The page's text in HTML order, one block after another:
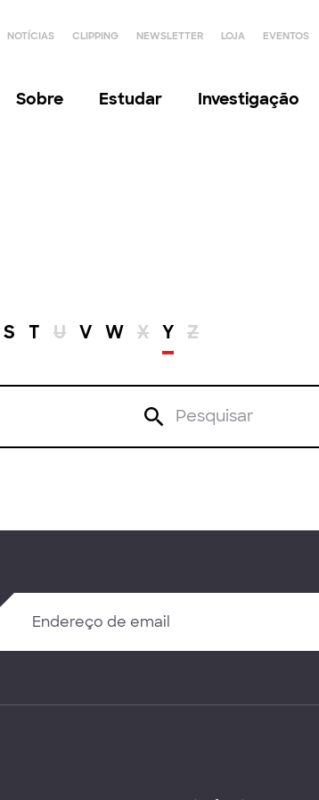
NOTÍCIAS CLIPPING NEWSLETTER LOJA EVENTOS
Sobre Estudar Investigação
S T U V W X Y Z